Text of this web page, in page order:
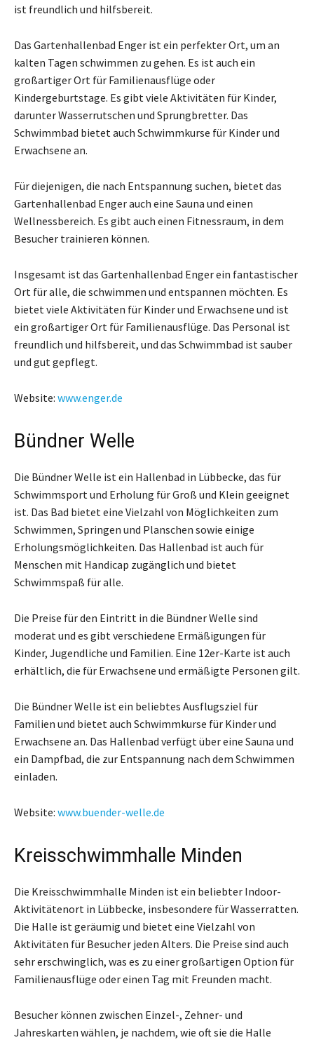
ist freundlich und hilfsbereit.
Das Gartenhallenbad Enger ist ein perfekter Ort, um an
kalten Tagen schwimmen zu gehen. Es ist auch ein
großartiger Ort für Familienausflüge oder
Kindergeburtstage. Es gibt viele Aktivitäten für Kinder,
darunter Wasserrutschen und Sprungbretter. Das
Schwimmbad bietet auch Schwimmkurse für Kinder und
Erwachsene an.
Für diejenigen, die nach Entspannung suchen, bietet das
Gartenhallenbad Enger auch eine Sauna und einen
Wellnessbereich. Es gibt auch einen Fitnessraum, in dem
Besucher trainieren können.
Insgesamt ist das Gartenhallenbad Enger ein fantastischer
Ort für alle, die schwimmen und entspannen möchten. Es
bietet viele Aktivitäten für Kinder und Erwachsene und ist
ein großartiger Ort für Familienausflüge. Das Personal ist
freundlich und hilfsbereit, und das Schwimmbad ist sauber
und gut gepflegt.
Website: www.enger.de
Bündner Welle
Die Bündner Welle ist ein Hallenbad in Lübbecke, das für
Schwimmsport und Erholung für Groß und Klein geeignet
ist. Das Bad bietet eine Vielzahl von Möglichkeiten zum
Schwimmen, Springen und Planschen sowie einige
Erholungsmöglichkeiten. Das Hallenbad ist auch für
Menschen mit Handicap zugänglich und bietet
Schwimmspaß für alle.
Die Preise für den Eintritt in die Bündner Welle sind
moderat und es gibt verschiedene Ermäßigungen für
Kinder, Jugendliche und Familien. Eine 12er-Karte ist auch
erhältlich, die für Erwachsene und ermäßigte Personen gilt.
Die Bündner Welle ist ein beliebtes Ausflugsziel für
Familien und bietet auch Schwimmkurse für Kinder und
Erwachsene an. Das Hallenbad verfügt über eine Sauna und
ein Dampfbad, die zur Entspannung nach dem Schwimmen
einladen.
Website: www.buender-welle.de
Kreisschwimmhalle Minden
Die Kreisschwimmhalle Minden ist ein beliebter Indoor-
Aktivitätenort in Lübbecke, insbesondere für Wasserratten.
Die Halle ist geräumig und bietet eine Vielzahl von
Aktivitäten für Besucher jeden Alters. Die Preise sind auch
sehr erschwinglich, was es zu einer großartigen Option für
Familienausflüge oder einen Tag mit Freunden macht.
Besucher können zwischen Einzel-, Zehner- und
Jahreskarten wählen, je nachdem, wie oft sie die Halle